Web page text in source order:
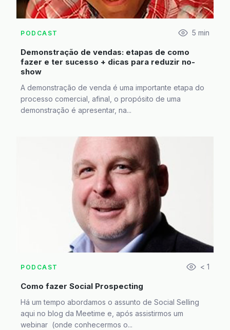
PODCAST 5 min
Demonstração de vendas: etapas de como
fazer e ter sucesso + dicas para reduzir no-
show
A demonstração de venda é uma importante etapa do
processo comercial, afinal, o propósito de uma
demonstração é apresentar, na...
PODCAST < 1
Como fazer Social Prospecting
Há um tempo abordamos o assunto de Social Selling
aqui no blog da Meetime e, após assistirmos um
webinar (onde conhecermos o...